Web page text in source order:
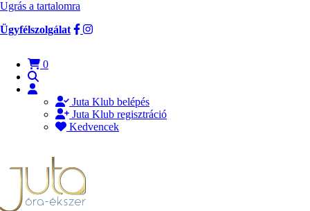
Ugrás a tartalomra
Ügyfélszolgálat
0
Juta Klub belépés
Juta Klub regisztráció
Kedvencek